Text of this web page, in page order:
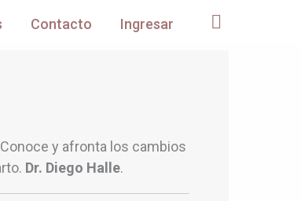
Contacto Ingresar
y afronta los cambios
Dr. Diego Halle.